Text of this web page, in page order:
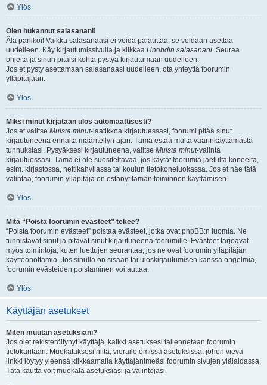
Ylös
Olen hukannut salasanani!
Älä panikoi! Vaikka salasanaasi ei voida palauttaa, se voidaan asettaa
uudelleen. Käy kirjautumissivulla ja klikkaa Unohdin salasanani. Seuraa
ohjeita ja sinun pitäisi kohta pystyä kirjautumaan uudelleen.
Jos et pysty asettamaan salasanaasi uudelleen, ota yhteyttä foorumin
ylläpitäjään.
Ylös
Miksi minut kirjataan ulos automaattisesti?
Jos et valitse Muista minut-laatikkoa kirjautuessasi, foorumi pitää sinut
kirjautuneena ennalta määritellyn ajan. Tämä estää muita väärinkäyttämästä
tunnuksiasi. Pysyäksesi kirjautuneena, valitse Muista minut-valinta
kirjautuessasi. Tämä ei ole suositeltavaa, jos käytät foorumia jaetulta koneelta,
esim. kirjastossa, nettikahvilassa tai koulun tietokoneluokassa. Jos et näe tätä
valintaa, foorumin ylläpitäjä on estänyt tämän toiminnon käyttämisen.
Ylös
Mitä “Poista foorumin evästeet” tekee?
“Poista foorumin evästeet” poistaa evästeet, jotka ovat phpBB:n luomia. Ne
tunnistavat sinut ja pitävät sinut kirjautuneena foorumille. Evästeet tarjoavat
myös toimintoja, kuten luettujen seurantaa, jos ne ovat foorumin ylläpitäjän
käyttöönottamia. Jos sinulla on sisään tai uloskirjautumisen kanssa ongelmia,
foorumin evästeiden poistaminen voi auttaa.
Ylös
Käyttäjän asetukset
Miten muutan asetuksiani?
Jos olet rekisteröitynyt käyttäjä, kaikki asetuksesi tallennetaan foorumin
tietokantaan. Muokataksesi niitä, vieraile omissa asetuksissa, johon vievä
linkki löytyy yleensä klikkaamalla käyttäjänimeäsi foorumin sivujen ylälaidassa.
Tätä kautta voit muokata asetuksiasi ja valintojasi.